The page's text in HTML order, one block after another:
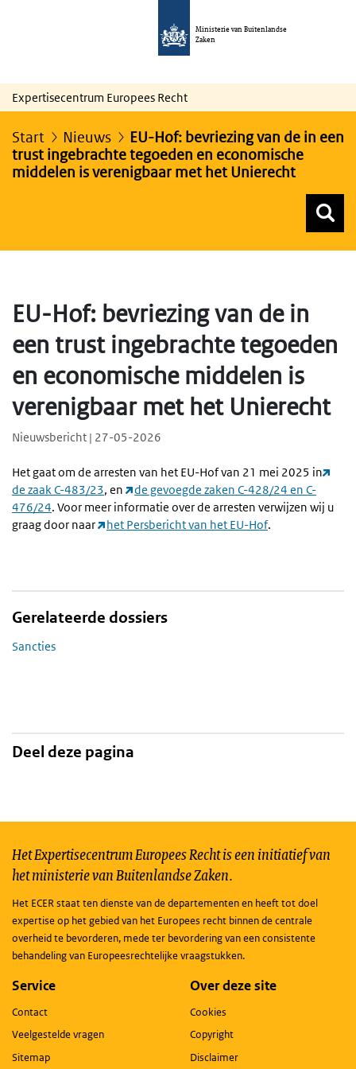
Ministerie van Buitenlandse
Zaken
Expertisecentrum Europees Recht
Start Nieuws
EU-Hof: bevriezing van de in een
trust ingebrachte tegoeden en economische
middelen is verenigbaar met het Unierecht
EU-Hof: bevriezing van de in
een trust ingebrachte tegoeden
en economische middelen is
verenigbaar met het Unierecht
Nieuwsbericht | 27-05-2026
Het gaat om de arresten van het EU-Hof van 21 mei 2025 in
de zaak C-483/23, en
de gevoegde zaken C-428/24 en C-
476/24. Voor meer informatie over de arresten verwijzen wij u
graag door naar
het Persbericht van het EU-Hof.
Gerelateerde dossiers
Sancties
Deel deze pagina
Het Expertisecentrum Europees Recht is een initiatief van
het ministerie van Buitenlandse Zaken.
Het ECER staat ten dienste van de departementen en heeft tot doel
expertise op het gebied van het Europees recht binnen de centrale
overheid te bevorderen, mede ter bevordering van een consistente
behandeling van Europeesrechtelijke vraagstukken.
Service
Contact
Veelgestelde vragen
Sitemap
Over deze site
Cookies
Copyright
Disclaimer